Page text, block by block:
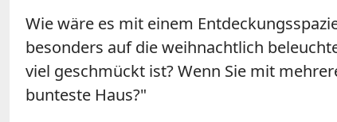
Wie wäre es mit einem
besonders auf die weihnachtlich
viel geschmückt ist? Wenn Sie mit
bunteste Haus?"